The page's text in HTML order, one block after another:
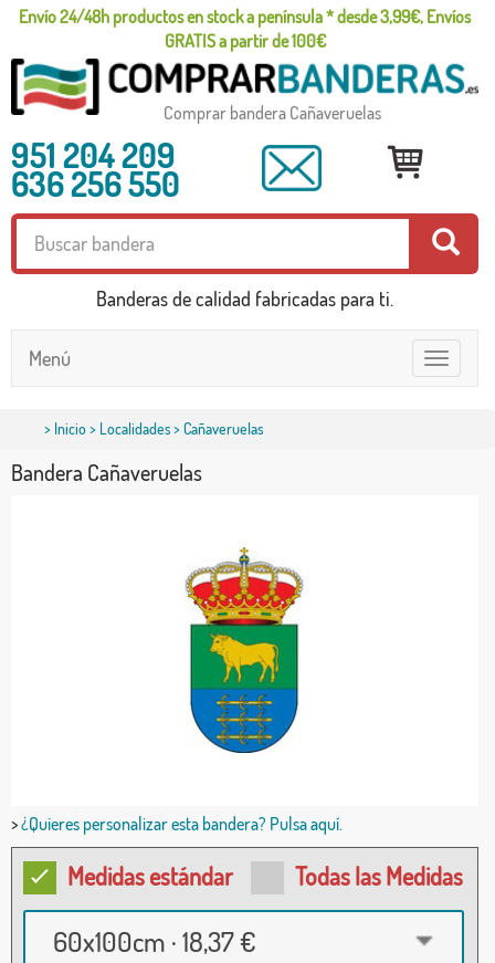
Envío 24/48h productos en stock a península * desde 3,99€, Envíos
GRATIS a partir de 100€
Comprar bandera Cañaveruelas
951 204 209
636 256 550
Banderas de calidad fabricadas para ti.
Toggle
navigation
Menú
> Inicio> Localidades> Cañaveruelas
Bandera Cañaveruelas
>¿Quieres personalizar esta bandera? Pulsa aquí.
Medidas estándar Todas las Medidas
60x100cm · 18,37 €